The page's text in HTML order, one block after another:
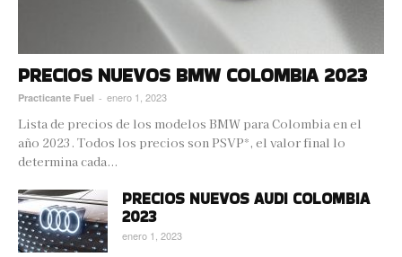
PRECIOS NUEVOS BMW COLOMBIA 2023
Practicante Fuel - enero 1, 2023
Lista de precios de los modelos BMW para Colombia en el
año 2023. Todos los precios son PSVP*, el valor final lo
determina cada...
PRECIOS NUEVOS AUDI COLOMBIA
2023
enero 1, 2023